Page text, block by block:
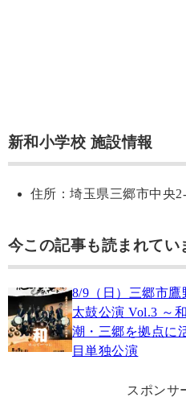
新和小学校 施設情報
住所：埼玉県三郷市中央
今この記事も読まれてい
8/9（日）三郷市
太鼓公演 Vol.3 ～
潮・三郷を拠点に
目単独公演
スポンサ